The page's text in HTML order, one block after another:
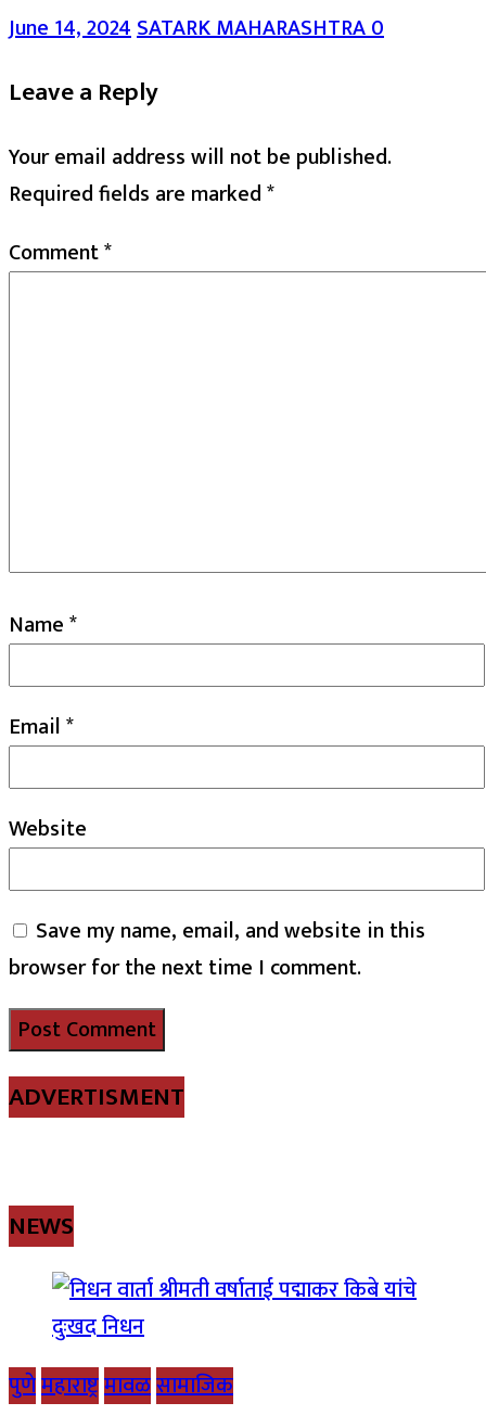
June 14, 2024SATARK MAHARASHTRA0
Leave a Reply
Your email address will not be published.
Required fields are marked*
Comment*
Name*
Email*
Website
Save my name, email, and website in this
browser for the next time I comment.
ADVERTISMENT
NEWS
पुणेमहाराष्ट्रमावळसामाजिक